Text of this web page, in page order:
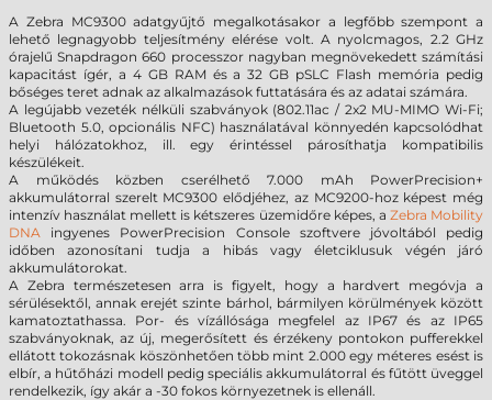
A Zebra MC9300 adatgyűjtő megalkotásakor a legfőbb szempont a
lehető legnagyobb teljesítmény elérése volt. A nyolcmagos, 2.2 GHz
órajelű Snapdragon 660 processzor nagyban megnövekedett számítási
kapacitást ígér, a 4 GB RAM és a 32 GB pSLC Flash memória pedig
bőséges teret adnak az alkalmazások futtatására és az adatai számára.
A legújabb vezeték nélküli szabványok (802.11ac / 2x2 MU-MIMO Wi-Fi;
Bluetooth 5.0, opcionális NFC) használatával könnyedén kapcsolódhat
helyi hálózatokhoz, ill. egy érintéssel párosíthatja kompatibilis
készülékeit.
A működés közben cserélhető 7.000 mAh PowerPrecision+
akkumulátorral szerelt MC9300 elődjéhez, az MC9200-hoz képest még
intenzív használat mellett is kétszeres üzemidőre képes, a Zebra Mobility
DNA ingyenes PowerPrecision Console szoftvere jóvoltából pedig
időben azonosítani tudja a hibás vagy életciklusuk végén járó
akkumulátorokat.
A Zebra természetesen arra is figyelt, hogy a hardvert megóvja a
sérülésektől, annak erejét szinte bárhol, bármilyen körülmények között
kamatoztathassa. Por- és vízállósága megfelel az IP67 és az IP65
szabványoknak, az új, megerősített és érzékeny pontokon pufferekkel
ellátott tokozásnak köszönhetően több mint 2.000 egy méteres esést is
elbír, a hűtőházi modell pedig speciális akkumulátorral és fűtött üveggel
rendelkezik, így akár a -30 fokos környezetnek is ellenáll.